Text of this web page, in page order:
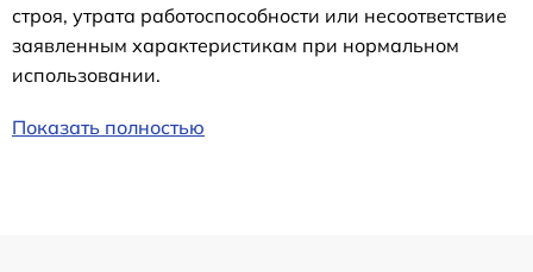
строя, утрата работоспособности или несоответствие
заявленным характеристикам при нормальном
использовании.
Показать полностью